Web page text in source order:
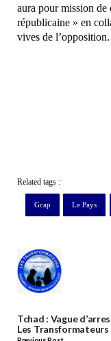
aura pour mission de
républicaine » en
vives de l’opposition.
Related tags :
Gcap Le Pays
Tchad : Vague
Les